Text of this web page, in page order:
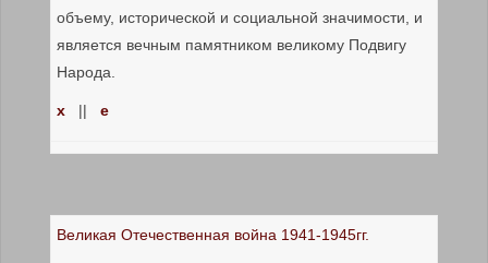
объему, исторической и социальной значимости, и
является вечным памятником великому Подвигу
Народа.
x || е
Великая Отечественная война 1941-1945гг.